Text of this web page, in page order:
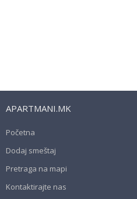
APARTMANI.MK
Početna
Dodaj smeštaj
Pretraga na mapi
Kontaktirajte nas